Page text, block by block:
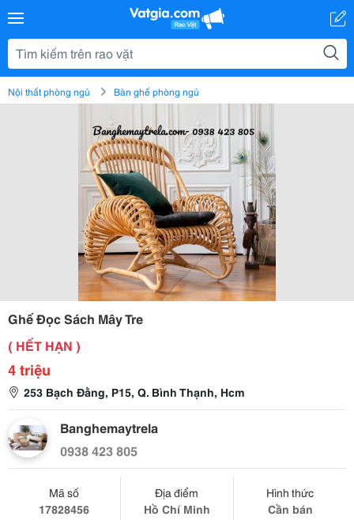
Nội thất phòng ngủ Bàn ghế phòng ngủ
Ghế Đọc Sách Mây Tre
( HẾT HẠN )
4 triệu
253 Bạch Đằng, P15, Q. Bình Thạnh, Hcm
Banghemaytrela
0938 423 805
Mã số
17828456
Địa điểm
Hồ Chí Minh
Hình thức
Cần bán